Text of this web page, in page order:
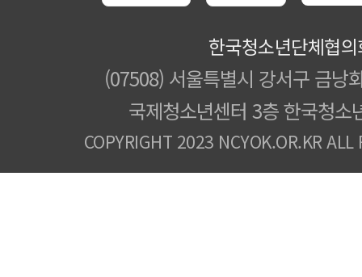
한국청소년단체협
(07508) 서울특별시 강서구 금낭
국제청소년센터 3층 한국청소
COPYRIGHT 2023 NCYOK.OR.KR ALL